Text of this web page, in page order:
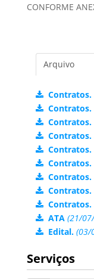
CONFORME
Arquivo
Contratos.
Contratos.
Contratos.
Contratos.
Contratos.
Contratos.
Contratos.
Contratos.
Contratos.
ATA (21/
Edital. (03/
Serviços